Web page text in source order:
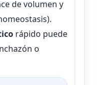
de volumen y
rápido puede
o